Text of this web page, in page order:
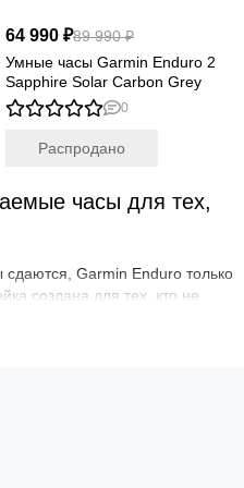
64 990 ₽89 990 ₽
Умные часы Garmin Enduro 2
Sapphire Solar Carbon Grey
0
Распродано
часы для тех,
Garmin Enduro только
создана для тех, кто не
бегуны по пересеченной
экстремальных нагрузок.
действительно нужно, когда
сутками, а запас энергии